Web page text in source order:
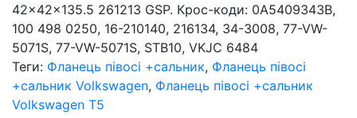
42x42x135.5 261213 GSP. Крос-коди: 0A5409343B,
100 498 0250, 16-210140, 216134, 34-3008, 77-VW-
5071S, 77-VW-5071S, STB10, VKJC 6484
Теги: Фланець півосі +сальник, Фланець півосі
+сальник Volkswagen, Фланець півосі +сальник
Volkswagen T5